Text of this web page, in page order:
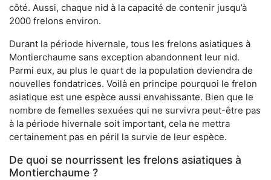
côté. Aussi, chaque nid à la capacité de contenir jusqu’à
2000 frelons environ.
Durant la période hivernale, tous les frelons asiatiques à
Montierchaume sans exception abandonnent leur nid.
Parmi eux, au plus le quart de la population deviendra de
nouvelles fondatrices. Voilà en principe pourquoi le frelon
asiatique est une espèce aussi envahissante. Bien que le
nombre de femelles sexuées qui ne survivra peut-être pas
à la période hivernale soit important, cela ne mettra
certainement pas en péril la survie de leur espèce.
De quoi se nourrissent les frelons asiatiques à
Montierchaume ?